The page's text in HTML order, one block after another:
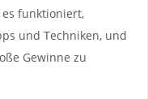
es funktioniert,
und Techniken, und
Gewinne zu